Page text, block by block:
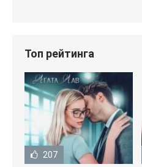
Топ рейтинга
207